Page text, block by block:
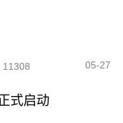
11308 05-27
式启动